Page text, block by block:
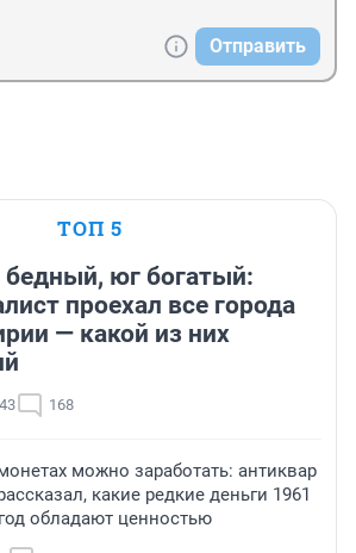
Отправить
ТОП 5
бедный, юг богатый:
проехал все города
— какой из них
168
можно заработать: антиквар
какие редкие деньги 1961
обладают ценностью